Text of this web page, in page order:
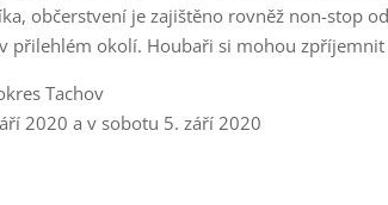
občerstvení je zajištěno rovněž non-stop
přilehlém okolí. Houbaři si mohou
Tachov
2020 a v sobotu 5. září 2020